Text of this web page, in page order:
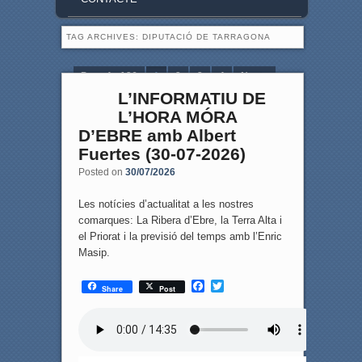
TAG ARCHIVES: DIPUTACIÓ DE TARRAGONA
Page 1 of 36 1 2 3 4
Next ›
L’INFORMATIU DE
L’HORA MÓRA
D’EBRE amb Albert
Fuertes (30-07-2026)
Posted on 30/07/2026
Les notícies d’actualitat a les nostres
comarques: La Ribera d’Ebre, la Terra Alta i
el Priorat i la previsió del temps amb l’Enric
Masip.
Share Post
F
T